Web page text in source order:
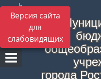
Версия сайта
для
слабовидящих
города